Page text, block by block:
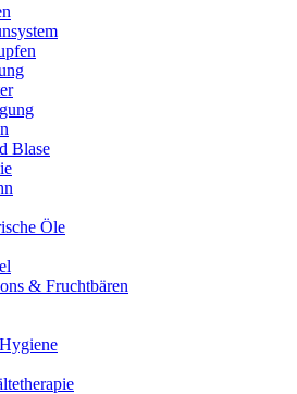
Blase
Öle
& Fruchtbären